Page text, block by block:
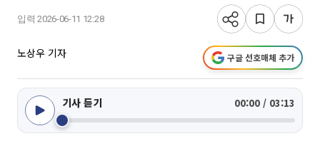
입력 2026-06-11 12:28
노상우 기자 구글 선호매체 추가
기사 듣기 00:00 / 03:13